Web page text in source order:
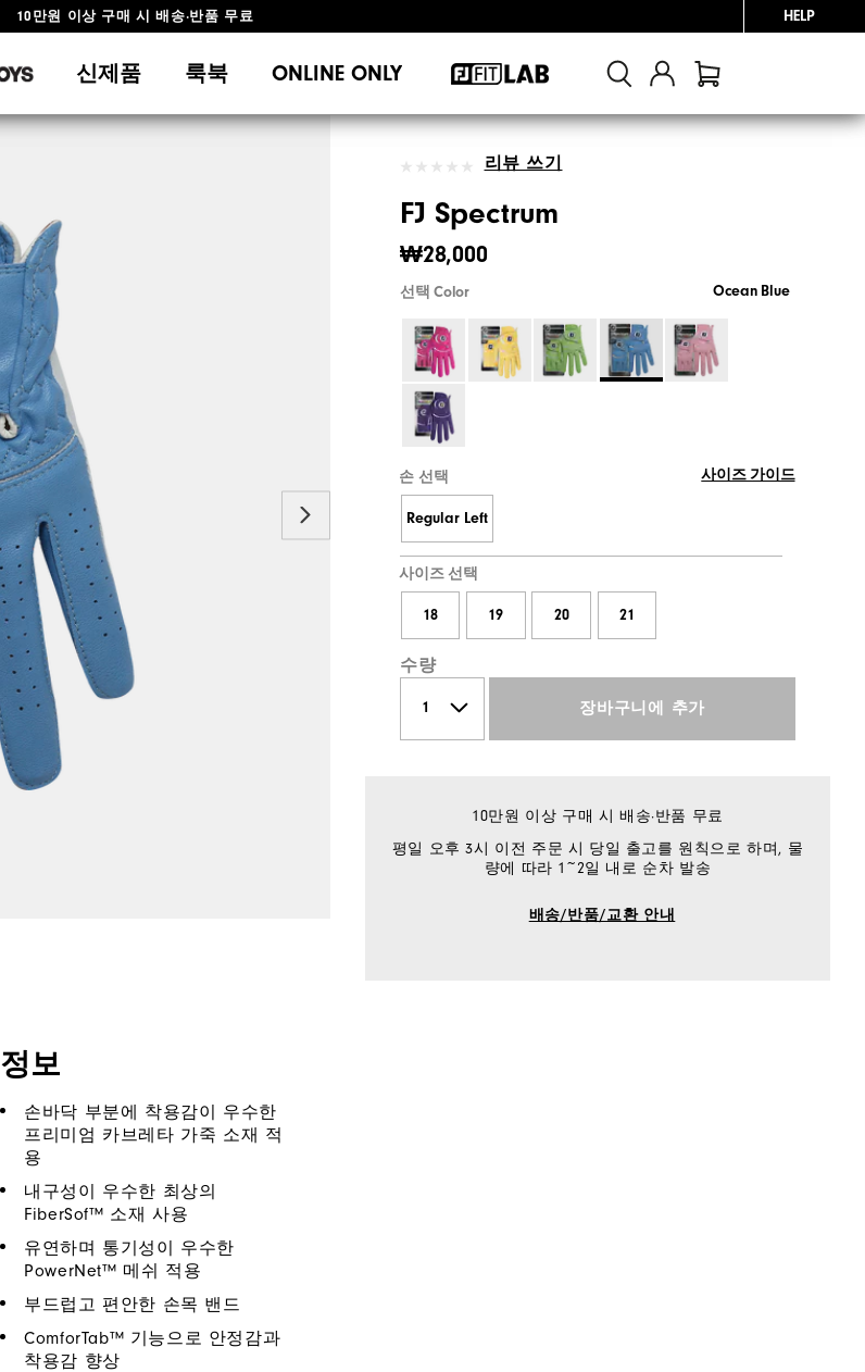
10만원 이상 구매 시 배송·반품 무료 HELP
신제품 룩북 ONLINE ONLY
리뷰 쓰기
FJ Spectrum
₩28,000
선택 Color Ocean Blue
손 선택 사이즈 가이드
Regular Left
사이즈 선택
18 19 20 21
수량
장바구니에 추가
10만원 이상 구매 시 배송·반품 무료
평일 오후 3시 이전 주문 시 당일 출고를 원칙으로 하며, 물
량에 따라 1~2일 내로 순차 발송
배송/반품/교환 안내
정보
손바닥 부분에 착용감이 우수한
프리미엄 카브레타 가죽 소재 적
용
내구성이 우수한 최상의
FiberSof™ 소재 사용
유연하며 통기성이 우수한
PowerNet™ 메쉬 적용
부드럽고 편안한 손목 밴드
ComforTab™ 기능으로 안정감과
착용감 향상